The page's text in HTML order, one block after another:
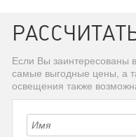
Если Вы заинтересованы
самые выгодные цены, а
освещения также